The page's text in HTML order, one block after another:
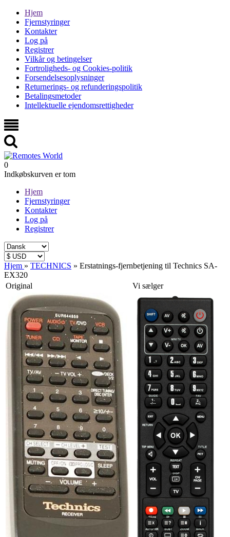
Hjem
Fjernstyringer
Kontakter
Log på
Registrer
Vilkår og betingelser
Fortroligheds- og Cookies-politik
Forsendelsesoplysninger
Returnerings- og refunderingspolitik
Betalingsmetoder
Intellektuelle ejendomsrettigheder
0
Indkøbskurven er tom
Hjem
Fjernstyringer
Kontakter
Log på
Registrer
Hjem » TECHNICS » Erstatnings-fjernbetjening til Technics SA-
EX320
Original
Vi sælger